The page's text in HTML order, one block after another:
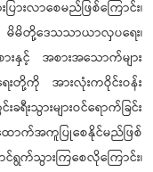
ာစေမည်ဖြစ်ကြောင်း၊
တို့ဒေသသာယာလှပရေး၊
းနှင့် အစားအသောက်များ
ေးတို့ကို အားလုံးကဝိုင်းဝန်း
းသွားများဝင်ရောက်ခြင်း
ထောက်အကူပြုစေနိုင်မည်ဖြစ်
က်သွားကြစေလိုကြောင်း၊